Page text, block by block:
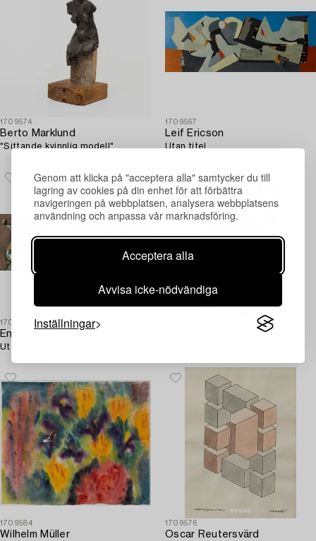
Genom att klicka på "acceptera alla" samtycker du till
lagring av cookies på din enhet för att förbättra
navigeringen på webbplatsen, analysera webbplatsens
användning och anpassa vår marknadsföring.
Acceptera alla
Avvisa icke-nödvändiga
Inställningar
1709574
Berto Marklund
"Sittande kvinnlig modell".
1709567
Leif Ericson
Utan titel.
1709575
Endre Nemes
Utan titel.
1709584
Wilhelm Müller
1709576
Oscar Reutersvärd